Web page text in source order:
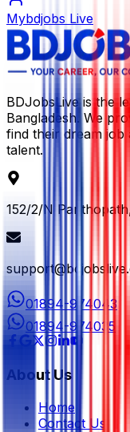
Mybdjobs Live
BDJobsLive is the
Bangladesh. We
find their dream
talent.
152/2/N
01894-974043
01894-974035
About Us
Home
Contact Us